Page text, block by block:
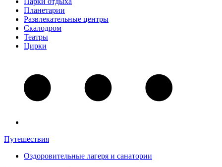
Планетарии
Развлекательные центры
Скалодром
Театры
Цирки
Путешествия
Оздоровительные лагеря и санатории